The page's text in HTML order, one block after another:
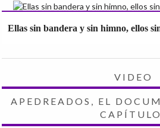
Ellas sin bandera y sin himno, ellos
VIDEO
APEDREADOS, EL